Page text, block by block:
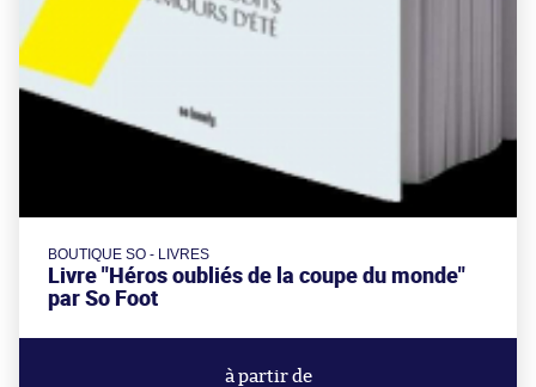
BOUTIQUE SO - LIVRES
Livre "Héros oubliés de la coupe du monde"
par So Foot
à partir de